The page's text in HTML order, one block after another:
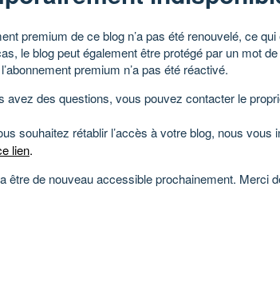
premium de ce blog n’a pas été renouvelé, ce
le blog peut également être protégé par un mot
premium n’a pas été réactivé.
avez des questions, vous pouvez contacter le
souhaitez rétablir l’accès à votre blog, nous vous
lien.
être de nouveau accessible prochainement. Merci